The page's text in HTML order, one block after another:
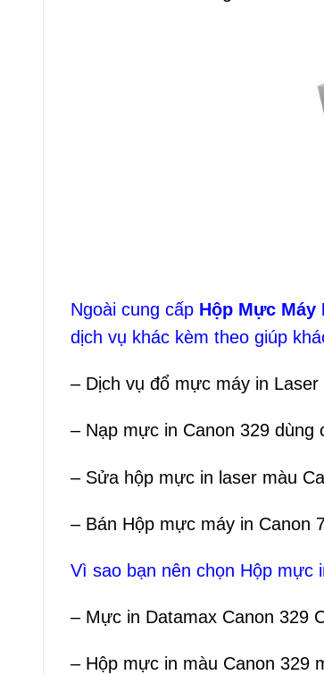
Ngoài cung cấp Hộp Mực Máy
dịch vụ khác kèm theo giúp
– Dịch vụ đổ mực máy in
– Nạp mực in Canon 329 dùng
– Sửa hộp mực in laser màu
– Bán Hộp mực máy in Canon
Vì sao bạn nên chọn Hộp mực
– Mực in Datamax Canon 329
– Hộp mực in màu Canon 329